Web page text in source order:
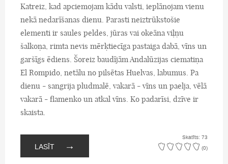
Katreiz, kad apciemojam kādu valsti, ieplānojam vienu
nekā nedarīšanas dienu. Parasti neiztrūkstošie
elementi ir saules peldes, jūras vai okeāna viļņu
šalkoņa, rimta nevis mērķtiecīga pastaiga dabā, vīns un
garšīgs ēdiens. Šoreiz baudījām Andalūzijas ciematiņa
El Rompido, netālu no pilsētas Huelvas, labumus. Pa
dienu - sangrija pludmalē, vakarā - vīns un paelja, vēlā
vakarā - flamenko un atkal vīns. Ko padarīsi, dzīve ir
skaista.
LASĪT →
Skatīts: 73
(0)